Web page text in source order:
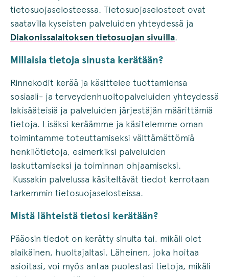
tietosuojaselosteessa. Tietosuojaselosteet ovat
saatavilla kyseisten palveluiden yhteydessä ja
Diakonissalaitoksen tietosuojan sivuilla.
Millaisia tietoja sinusta kerätään?
Rinnekodit kerää ja käsittelee tuottamiensa
sosiaali- ja terveydenhuoltopalveluiden yhteydessä
lakisääteisiä ja palveluiden järjestäjän määrittämiä
tietoja. Lisäksi keräämme ja käsitelemme oman
toimintamme toteuttamiseksi välttämättömiä
henkilötietoja, esimerkiksi palveluiden
laskuttamiseksi ja toiminnan ohjaamiseksi.
Kussakin palvelussa käsiteltävät tiedot kerrotaan
tarkemmin tietosuojaselosteissa.
Mistä lähteistä tietosi kerätään?
Pääosin tiedot on kerätty sinulta tai, mikäli olet
alaikäinen, huoltajaltasi. Läheinen, joka hoitaa
asioitasi, voi myös antaa puolestasi tietoja, mikäli